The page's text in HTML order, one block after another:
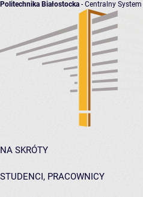
Politechnika Białostocka - Centralny
NA SKRÓTY
STUDENCI, PRACOWNICY